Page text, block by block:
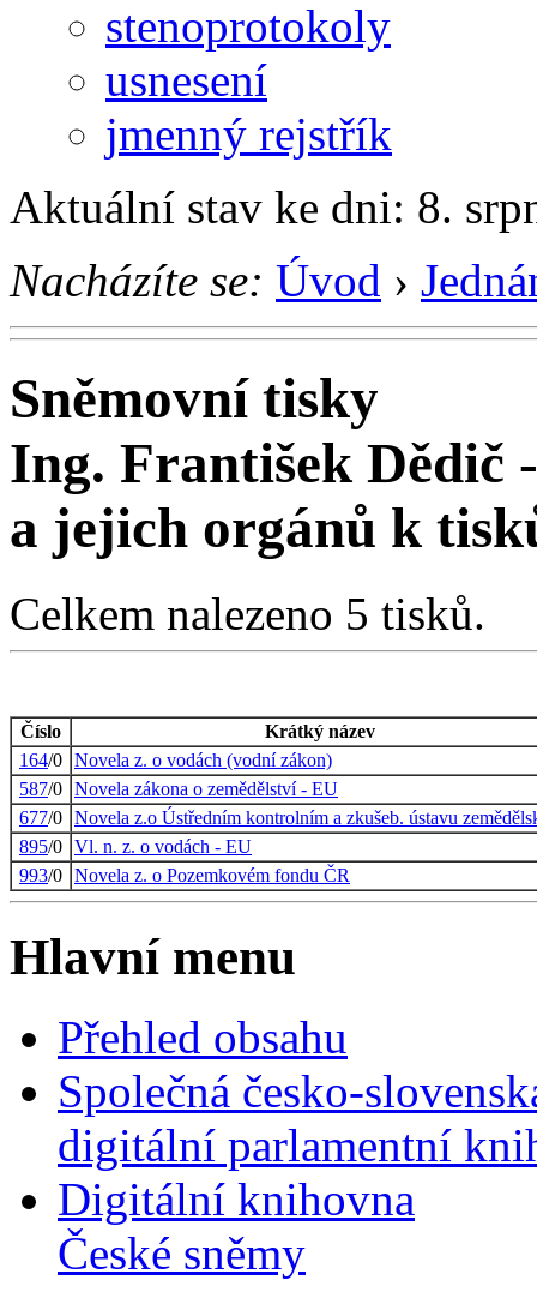
stenoprotokoly
usnesení
jmenný rejstřík
Aktuální stav ke dni: 8.
Nacházíte se: Úvod ›
Sněmovní tisky
Ing. František Dědič
a jejich orgánů k
Celkem nalezeno 5 tisků.
Číslo
Krátký název
164/0 Novela z. o vodách (vodní zákon)
587/0 Novela zákona o zemědělství - EU
677/0 Novela z.o Ústředním kontrolním a zkušeb. ústavu
895/0 Vl. n. z. o vodách - EU
993/0 Novela z. o Pozemkovém fondu ČR
Hlavní menu
Přehled obsahu
Společná česko-
digitální parlamentní
Digitální knihovna
České sněmy